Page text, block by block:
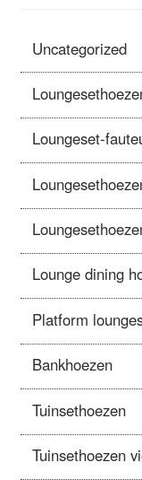
Uncategorized
Loungeset-
Lounge dining
Platform
Bankhoezen
Tuinsethoezen
Tuinsethoezen